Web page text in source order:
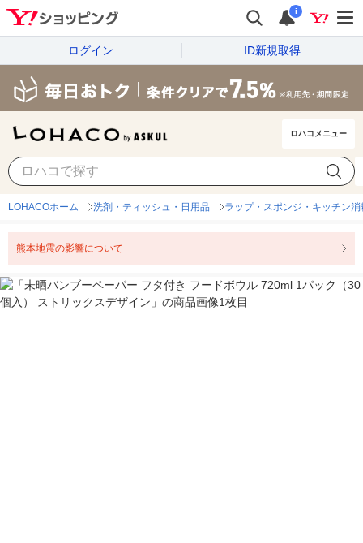
i
ログイン ID新規取得
ロハコメニュー
LOHACOホーム 洗剤・ティッシュ・日用品 ラップ・スポンジ・キッチン消
熊本地震の影響について